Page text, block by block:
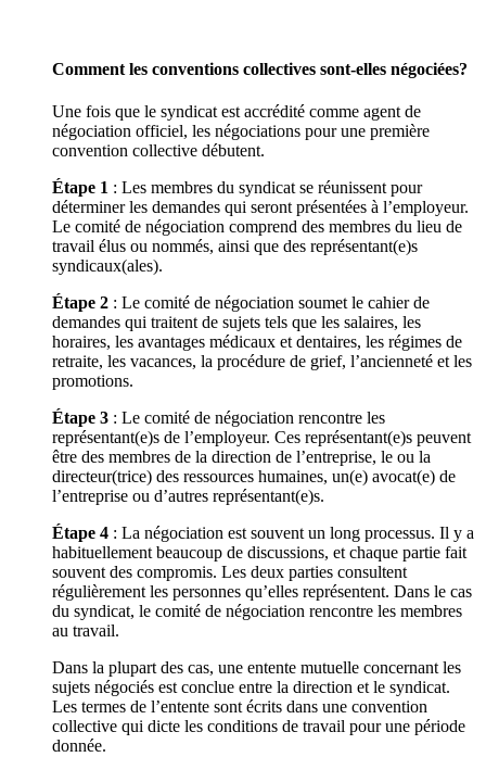
Comment les conventions collectives sont-elles négociées?
Une fois que le syndicat est accrédité comme agent de
négociation officiel, les négociations pour une première
convention collective débutent.
Étape 1 : Les membres du syndicat se réunissent pour
déterminer les demandes qui seront présentées à l’employeur.
Le comité de négociation comprend des membres du lieu de
travail élus ou nommés, ainsi que des représentant(e)s
syndicaux(ales).
Étape 2 : Le comité de négociation soumet le cahier de
demandes qui traitent de sujets tels que les salaires, les
horaires, les avantages médicaux et dentaires, les régimes de
retraite, les vacances, la procédure de grief, l’ancienneté et les
promotions.
Étape 3 : Le comité de négociation rencontre les
représentant(e)s de l’employeur. Ces représentant(e)s peuvent
être des membres de la direction de l’entreprise, le ou la
directeur(trice) des ressources humaines, un(e) avocat(e) de
l’entreprise ou d’autres représentant(e)s.
Étape 4 : La négociation est souvent un long processus. Il y a
habituellement beaucoup de discussions, et chaque partie fait
souvent des compromis. Les deux parties consultent
régulièrement les personnes qu’elles représentent. Dans le cas
du syndicat, le comité de négociation rencontre les membres
au travail.
Dans la plupart des cas, une entente mutuelle concernant les
sujets négociés est conclue entre la direction et le syndicat.
Les termes de l’entente sont écrits dans une convention
collective qui dicte les conditions de travail pour une période
donnée.